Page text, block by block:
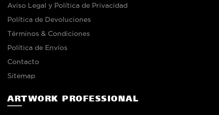
Aviso Legal y Política de Privacidad
Política de Devoluciones
Términos & Condiciones
Política de Envíos
Contacto
Sitemap
ARTWORK PROFESSIONAL